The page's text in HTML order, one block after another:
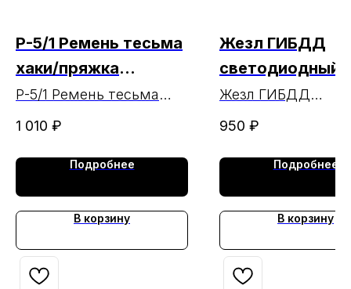
Р-5/1 Ремень тесьма
хаки/пряжка
пластик
Р-5/1 Ремень тесьма
хаки/пряжка пластик
1 010 ₽
Подробнее
В корзину
Жезл ГИБДД
светодиодный/
реж/45 см
Жезл ГИБДД
светодиодный/3
950 ₽
Подробнее
В корзину